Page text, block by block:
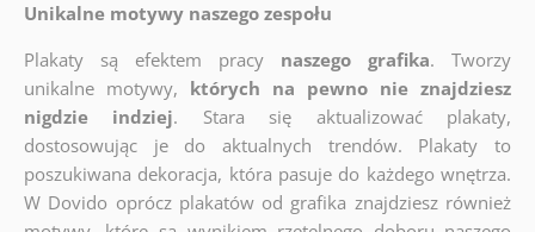
Unikalne motywy naszego zespołu
Plakaty są efektem pracy
naszego grafika. Tworzy
unikalne motywy, których na pewno nie znajdziesz
nigdzie indziej. Stara się aktualizować plakaty,
dostosowując je do aktualnych trendów. Plakaty to
poszukiwana dekoracja, która pasuje do każdego wnętrza.
W Dovido oprócz plakatów od grafika znajdziesz również